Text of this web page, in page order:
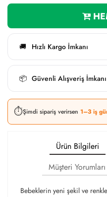
🚚 Hızlı Kargo İmkanı
📦 Güvenli Alışveriş İmkanı
⏱️Şimdi sipariş verirsen 1–3 iş
Ürün Bilgileri
Müşteri Yorumları
Bebeklerin yeni şekil ve